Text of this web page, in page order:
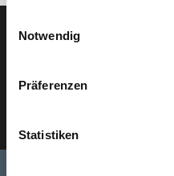
Notwendig
Präferenzen
Statistiken